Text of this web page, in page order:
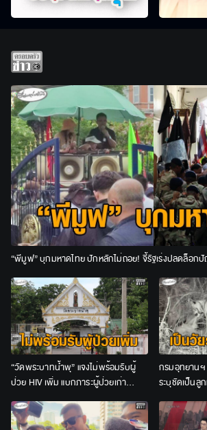
“พีมูฟ” บุกมหาดไทย ปักหลักไม่ถอย! จี้รัฐเร่งปลดล็อก
“วัดพระบาทน้ำพุ” แจงไม่พร้อมรับผู้
ป่วย HIV เพิ่ม แบกภาระผู้ป่วยเก่า
จนท.อีกกว่า 200 ชีวิต
กรมอุทยานฯ
ระบุชัดเป็นลู
รุ่น ชี้ไม่เข้าข่